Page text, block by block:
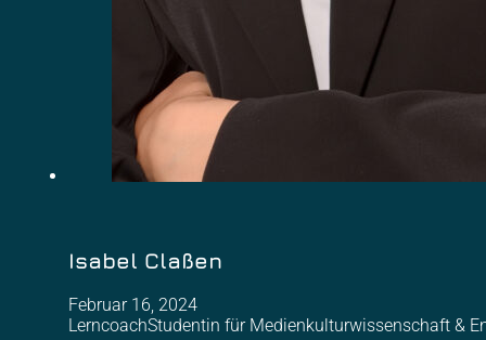
Isabel Claßen
Februar 16, 2024
LerncoachStudentin für Medienkulturwissenschaft &